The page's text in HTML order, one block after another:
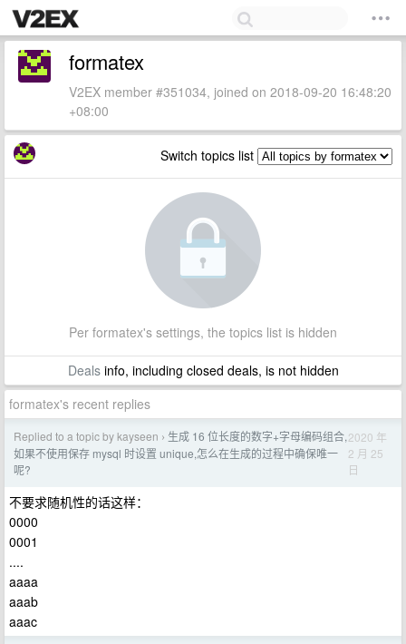
formatex
V2EX member #351034, joined on 2018-09-20 16:48:20
+08:00
Switch topics list
Per formatex's settings, the topics list is hidden
Dealsinfo, including closed deals, is not hidden
formatex's recent replies
Replied to a topic by kayseen › 生成 16 位长度的数字+字母编码组合,
如果不使用保存 mysql 时设置 unique,怎么在生成的过程中确保唯一
呢?
2020 年
2 月 25
日
不要求随机性的话这样：
0000
0001
....
aaaa
aaab
aaac